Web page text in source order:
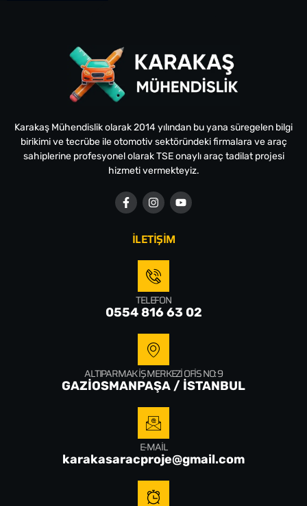
Karakaş Mühendislik olarak 2014 yılından bu yana süregelen bilgi
birikimi ve tecrübe ile otomotiv sektöründeki firmalara ve araç
sahiplerine profesyonel olarak TSE onaylı araç tadilat projesi
hizmeti vermekteyiz.
İLETİŞİM
TELEFON
0554 816 63 02
ALTIPARMAK İŞ MERKEZI OFIS NO: 9
GAZİOSMANPAŞA / İSTANBUL
E-MAIL
karakasaracproje@gmail.com